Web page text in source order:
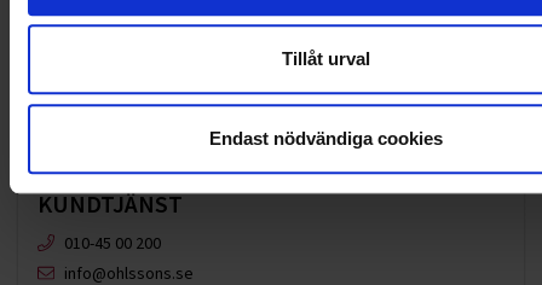
Tillåt urval
Endast nödvändiga cookies
KUNDTJÄNST
010-45 00 200​
info@ohlssons.se